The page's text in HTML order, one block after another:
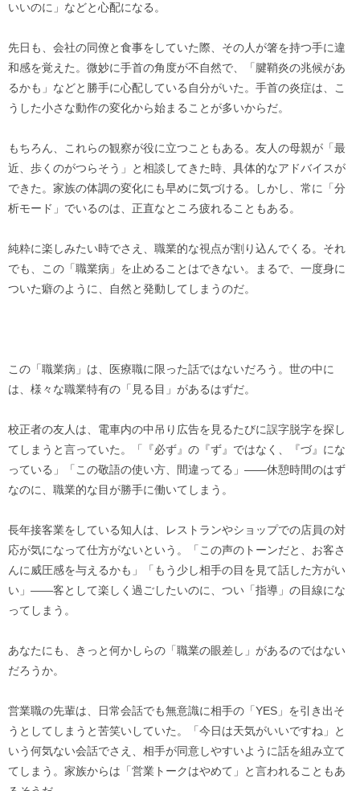
いいのに」などと心配になる。
先日も、会社の同僚と食事をしていた際、その人が箸を持つ手に違
和感を覚えた。微妙に手首の角度が不自然で、「腱鞘炎の兆候があ
るかも」などと勝手に心配している自分がいた。手首の炎症は、こ
うした小さな動作の変化から始まることが多いからだ。
もちろん、これらの観察が役に立つこともある。友人の母親が「最
近、歩くのがつらそう」と相談してきた時、具体的なアドバイスが
できた。家族の体調の変化にも早めに気づける。しかし、常に「分
析モード」でいるのは、正直なところ疲れることもある。
純粋に楽しみたい時でさえ、職業的な視点が割り込んでくる。それ
でも、この「職業病」を止めることはできない。まるで、一度身に
ついた癖のように、自然と発動してしまうのだ。
この「職業病」は、医療職に限った話ではないだろう。世の中に
は、様々な職業特有の「見る目」があるはずだ。
校正者の友人は、電車内の中吊り広告を見るたびに誤字脱字を探し
てしまうと言っていた。「『必ず』の『ず』ではなく、『づ』にな
っている」「この敬語の使い方、間違ってる」——休憩時間のはず
なのに、職業的な目が勝手に働いてしまう。
長年接客業をしている知人は、レストランやショップでの店員の対
応が気になって仕方がないという。「この声のトーンだと、お客さ
んに威圧感を与えるかも」「もう少し相手の目を見て話した方がい
い」——客として楽しく過ごしたいのに、つい「指導」の目線にな
ってしまう。
あなたにも、きっと何かしらの「職業の眼差し」があるのではない
だろうか。
営業職の先輩は、日常会話でも無意識に相手の「YES」を引き出そ
うとしてしまうと苦笑いしていた。「今日は天気がいいですね」と
いう何気ない会話でさえ、相手が同意しやすいように話を組み立て
てしまう。家族からは「営業トークはやめて」と言われることもあ